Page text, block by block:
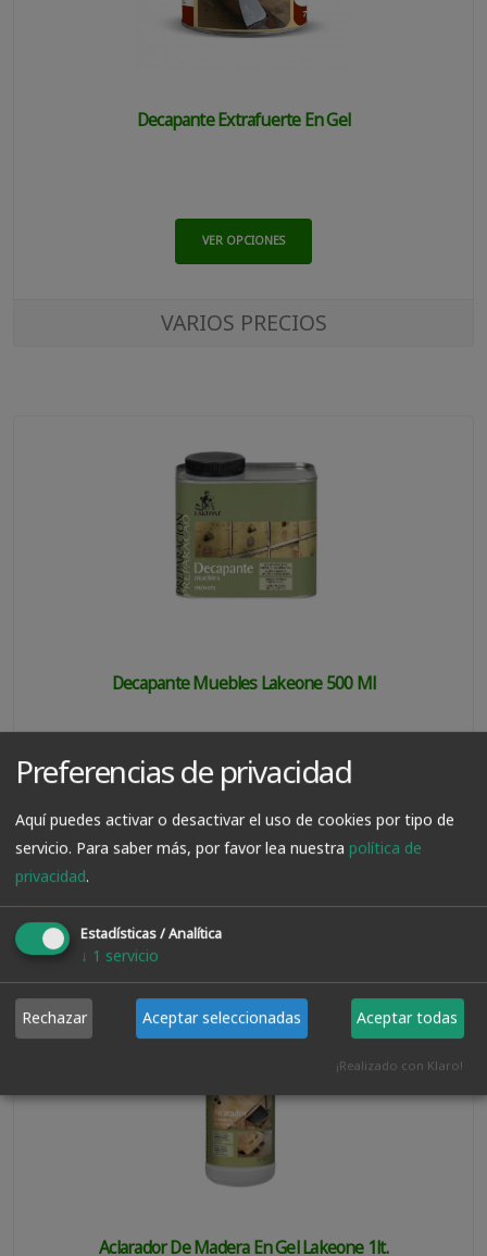
Decapante Extrafuerte En Gel
VER OPCIONES
VARIOS PRECIOS
Decapante Muebles Lakeone 500 Ml
Aclarador De Madera En Gel Lakeone 1lt.
Preferencias de privacidad
Aquí puedes activar o desactivar el uso de cookies por tipo de
servicio. Para saber más, por favor lea nuestra política de
privacidad.
Estadísticas / Analítica
↓ 1 servicio
Rechazar Aceptar seleccionadas Aceptar todas
¡Realizado con Klaro!